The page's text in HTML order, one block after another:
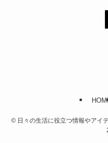
© 日々の生活に役立つ情報やアイ